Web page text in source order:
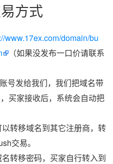
方式
www.17ex.com/domain/bu
（如果没发布一口价请联系
号发给我们，我们把域名带
买家接收后，系统会自动把
转移域名到其它注册商，转
交易。
转移密码，买家自行转入到